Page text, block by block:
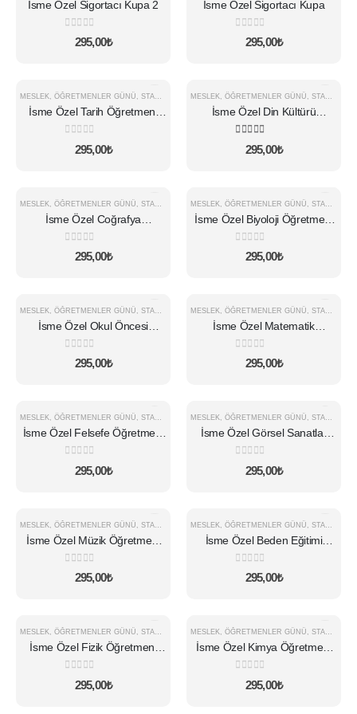
İsme Özel Sigortacı Kupa 2
5 üzerinden
295,00₺
İsme Özel Sigortacı Kupa
5 üzerinden
295,00₺
MESLEK, ÖĞRETMENLER GÜNÜ , STANDART KUPA
İsme Özel Tarih Öğretmeni
Kupa
5 üzerinden
295,00₺
MESLEK, ÖĞRETMENLER GÜNÜ , STANDART KUPA
İsme Özel Din Kültürü
Öğretmeni Kupa
5.005 üzerinden
295,00₺
MESLEK ÖĞRETMENLER GÜNÜ STANDART KUPA
İsme Özel Coğrafya
Öğretmeni Kupa
5 üzerinden
295,00₺
MESLEK ÖĞRETMENLER GÜNÜ STANDART KUPA
İsme Özel Biyoloji Öğretmeni
Kupa
5 üzerinden
295,00₺
MESLEK, ÖĞRETMENLER GÜNÜ , STANDART KUPA
İsme Özel Okul Öncesi
Öğretmeni Kupa
5 üzerinden
295,00₺
MESLEK, ÖĞRETMENLER GÜNÜ , STANDART KUPA
İsme Özel Matematik
Öğretmeni Kupa
5 üzerinden
295,00₺
MESLEK, ÖĞRETMENLER GÜNÜ , STANDART KUPA
İsme Özel Felsefe Öğretmeni
Kupa
5 üzerinden
295,00₺
MESLEK, ÖĞRETMENLER GÜNÜ , STANDART KUPA
İsme Özel Görsel Sanatlar
Öğretmeni Kupa
5 üzerinden
295,00₺
MESLEK ÖĞRETMENLER GÜNÜ STANDART KUPA
İsme Özel Müzik Öğretmeni
Kupa
5 üzerinden
295,00₺
MESLEK ÖĞRETMENLER GÜNÜ STANDART KUPA
İsme Özel Beden Eğitimi
Öğretmeni Kupa
5 üzerinden
295,00₺
MESLEK, ÖĞRETMENLER GÜNÜ , STANDART KUPA
İsme Özel Fizik Öğretmeni
Kupa
5 üzerinden
295,00₺
MESLEK, ÖĞRETMENLER GÜNÜ , STANDART KUPA
İsme Özel Kimya Öğretmeni
Kupa
5 üzerinden
295,00₺